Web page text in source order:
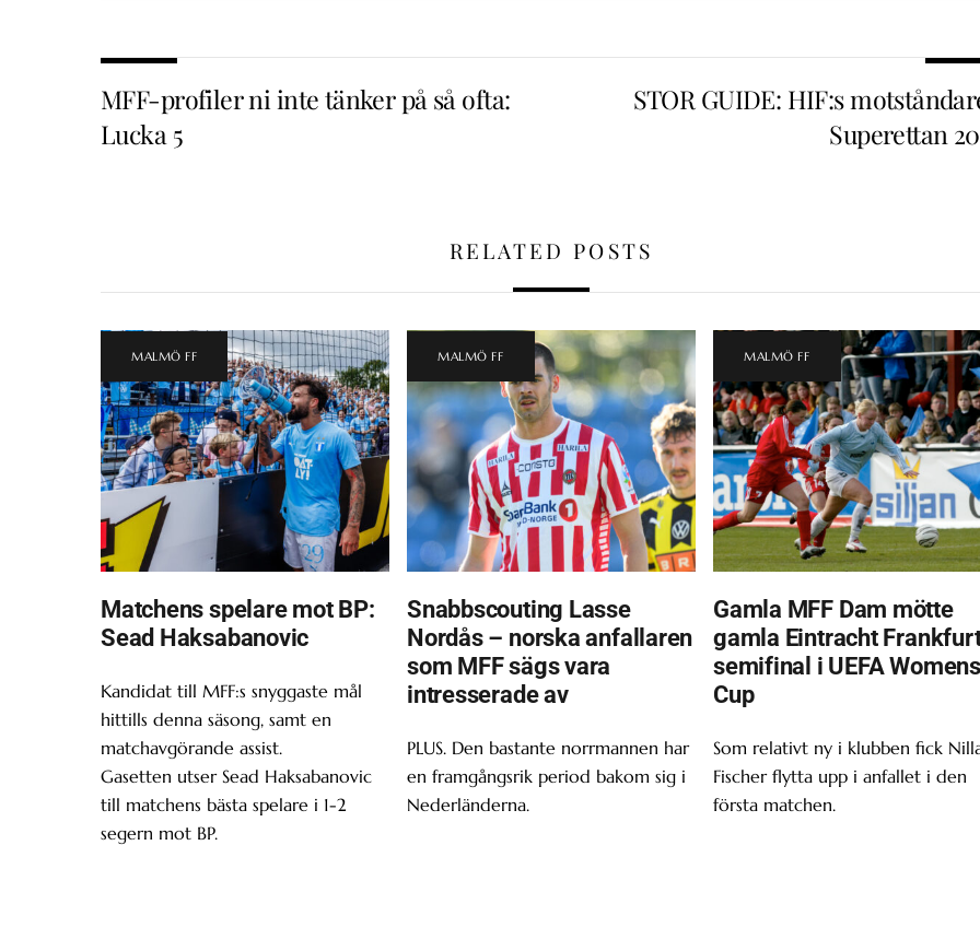
MFF-profiler ni inte tänker på så ofta:
Lucka 5
STOR GUIDE: HIF:s
Superettan
RELATED POSTS
MALMÖ FF
Matchens spelare mot BP:
Sead Haksabanovic
Kandidat till MFF:s snyggaste mål
hittills denna säsong, samt en
matchavgörande assist.
Gasetten utser Sead Haksabanovic
till matchens bästa spelare i 1-2
segern mot BP.
MALMÖ FF
Snabbscouting Lasse
Nordås – norska anfallaren
som MFF sägs vara
intresserade av
PLUS. Den bastante norrmannen har
en framgångsrik period bakom sig i
Nederländerna.
MALMÖ FF
Gamla MFF Dam mötte
gamla Eintracht
semifinal i UEFA Womens
Cup
Som relativt ny i klubben fick
Fischer flytta upp i anfallet i den
första matchen.